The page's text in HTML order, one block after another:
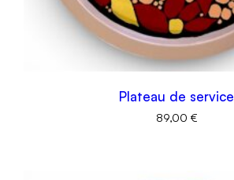
Plateau de service
89,00 €